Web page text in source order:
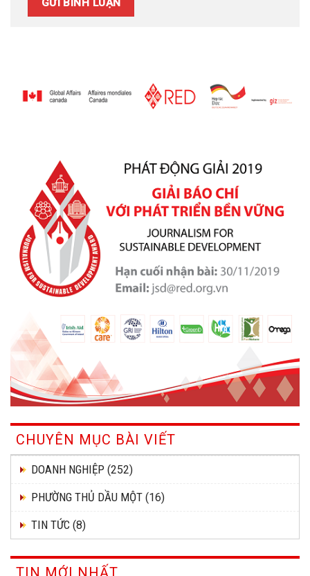
CHUYÊN MỤC BÀI VIẾT
DOANH NGHIỆP (252)
PHƯỜNG THỦ DẦU MỘT (16)
TIN TỨC (8)
TIN MỚI NHẤT